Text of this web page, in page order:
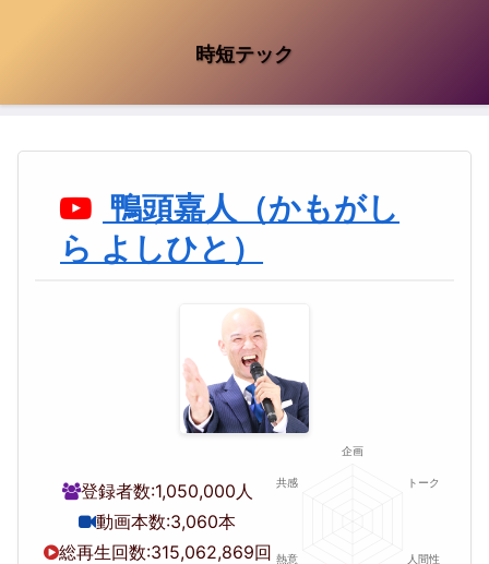
時短テック
鴨頭嘉人（かもがし
ら よしひと）
登録者数:1,050,000人
動画本数:3,060本
総再生回数:315,062,869回